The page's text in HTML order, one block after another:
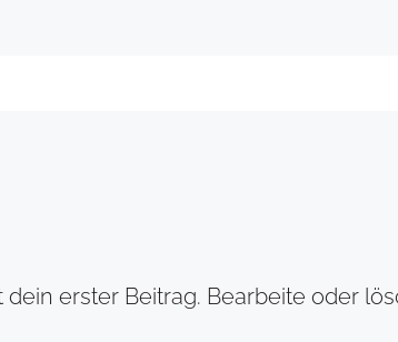
erster Beitrag. Bearbeite oder